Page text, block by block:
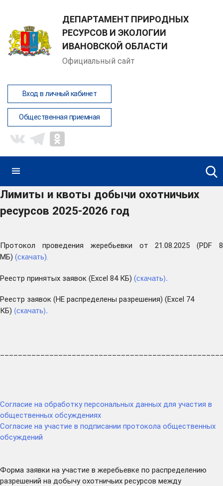
ДЕПАРТАМЕНТ ПРИРОДНЫХ
РЕСУРСОВ И ЭКОЛОГИИ
ИВАНОВСКОЙ ОБЛАСТИ
Официальный сайт
Вход в личный кабинет
Общественная приемная
Лимиты и квоты добычи охотничьих
ресурсов 2025-2026 год
Протокол проведения жеребьевки от 21.08.2025 (PDF 8
МБ) (скачать).
Реестр принятых заявок (Excel 84 КБ) (скачать).
Реестр заявок (НЕ распределены разрешения) (Excel 74
КБ) (скачать).
Согласие на обработку персональных данных для участия в
общественных обсуждениях
Согласие на участие в подписании протокола общественных
обсуждений
Форма заявки на участие в жеребьевке по распределению
разрешений на добычу охотничьих ресурсов между